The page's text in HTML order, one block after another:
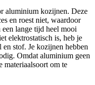
aluminium kozijnen. Deze
en roest niet, waardoor
lange tijd heel mooi
elektrostatisch is, heb je
stof. Je kozijnen hebben
Omdat aluminium geen
materiaalsoort om te